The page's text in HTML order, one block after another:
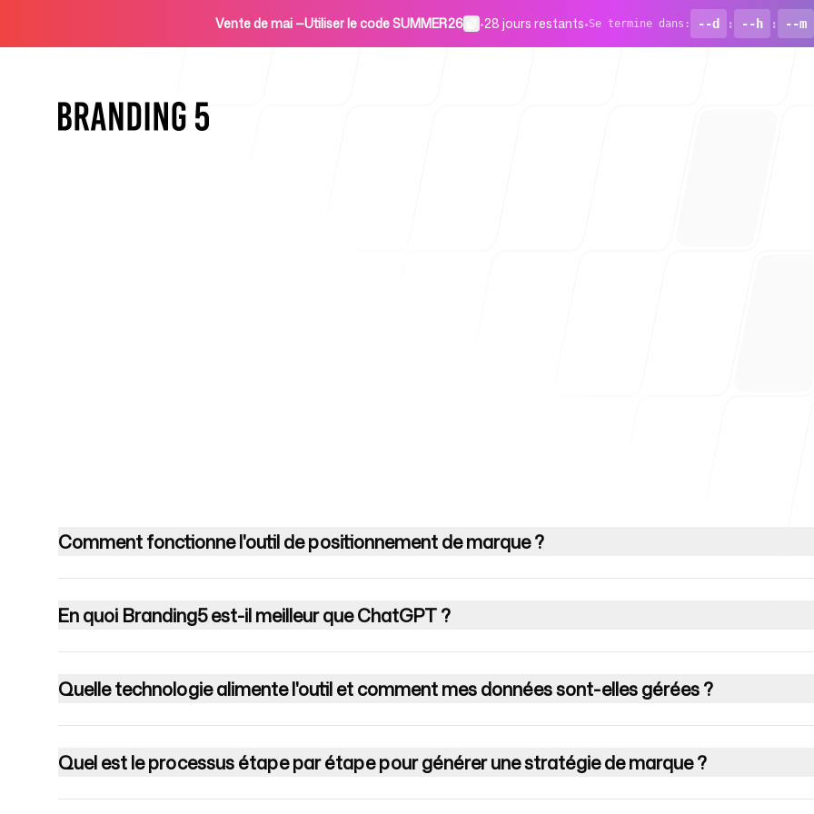
Vente de mai—Utiliser le code SUMMER26 •28 jours restants•Se termine dans : --d : --h : --m
Outils gratuits
Contact
Comment fonctionne l'outil de positionnement de marque ?
En quoi Branding5 est-il meilleur que ChatGPT ?
Quelle technologie alimente l'outil et comment mes données sont-elles gérées ?
Quel est le processus étape par étape pour générer une stratégie de marque ?